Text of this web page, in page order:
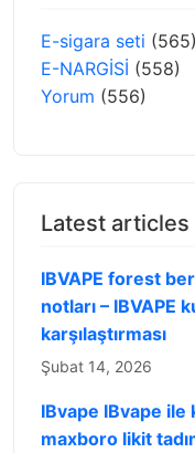
E-sigara seti (565)
E-NARGİSİ (558)
Yorum (556)
Latest articles
IBVAPE forest
notları – IBVAPE
karşılaştırması
Şubat 14, 2026
IBvape IBvape ile
maxboro likit